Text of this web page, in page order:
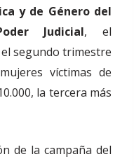
y de Género del
Judicial, el
segundo trimestre
víctimas de
la tercera más
de la campaña del